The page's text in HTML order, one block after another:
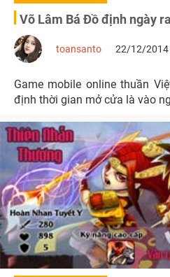
Võ Lâm Bá Đồ định ngày
toansanto 22/12/2014
Game mobile online thuần
định thời gian mở cửa là vào